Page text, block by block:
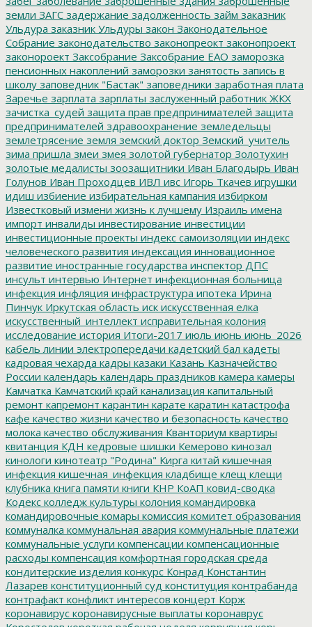
земли ЗАГС задержание задолженность займ заказник
Ульдура заказник Ульдуры закон Законодательное
Собрание законодательство законопреокт законопроект
законороект Заксобрание Заксобрание ЕАО заморозка
пенсионных накоплений заморозки занятость запись в
школу заповедник "Бастак" заповедники заработная плата
Заречье зарплата зарплаты заслуженный работник ЖКХ
зачистка_судей защита прав предпринимателей защита
предпринимателей здравоохранение земледельцы
землетрясение земля земский доктор Земский_учитель
зима пришла змеи змея золотой губернатор Золотухин
золотые медалисты зоозащитники Иван Благодырь Иван
Голунов Иван Проходцев ИВЛ ивс Игорь Ткачев игрушки
идиш избиение избирательная кампания избирком
Известковый измени жизнь к лучшему Израиль имена
импорт инвалиды инвестирование инвестиции
инвестиционные проекты индекс самоизоляции индекс
человеческого развития индексация инновационное
развитие иностранные государства инспектор ДПС
инсульт интервью Интернет инфекционная больница
инфекция инфляция инфраструктура ипотека Ирина
Пинчук Иркутская область иск искусственная елка
искусственный_интеллект исправительная колония
исследование история Итоги-2017 июль июнь июнь_2026
кабель линии электропередачи кадетский бал кадеты
кадровая чехарда кадры казаки Казань Казначейство
России календарь календарь праздников камера камеры
Камчатка Камчатский край канализация капитальный
ремонт капремонт карантин карате каратин катастрофа
кафе качество жизни качество и безопасность качество
молока качество обслуживания Кванториум квартиры
квитанция КДН кедровые шишки Кемерово кинозал
кинологи кинотеатр "Родина" Кирга китай кишечная
инфекция кишечная_инфекция кладбище клещ клещи
клубника книга памяти книги КНР КоАП ковид-сводка
Кодекс колледж культуры колония командировка
командировочные комары комиссия комитет образования
коммуналка коммунальная авария коммунальные платежи
коммунальные услуги компенсации компенсационные
расходы компенсация комфортная городская среда
кондитерские изделия конкурс Конрад Константин
Лазарев конституционный суд конституция контрабанда
контрафакт конфликт интересов концерт Корж
коронавирус коронавирусные выплаты коронаврус